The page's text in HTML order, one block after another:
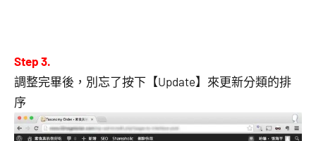
Step 3.
調整完畢後，別忘了按下【Update】來更新分類的排
序